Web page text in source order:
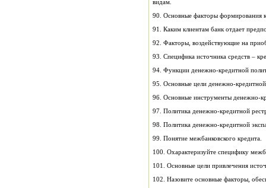
видам.
90. Основные факторы
91. Каким клиентам банк отдает
92. Факторы, воздействующие
93. Специфика источника
94. Функции денежно-кредитной
95. Основные цели денежно-
96. Основные инструменты денежно-
97. Политика денежно-кредитной
98. Политика денежно-кредитной
99. Понятие межбанковского кредита.
100. Охарактеризуйте специфику
101. Основные цели привлечения
102. Назовите основные факторы,